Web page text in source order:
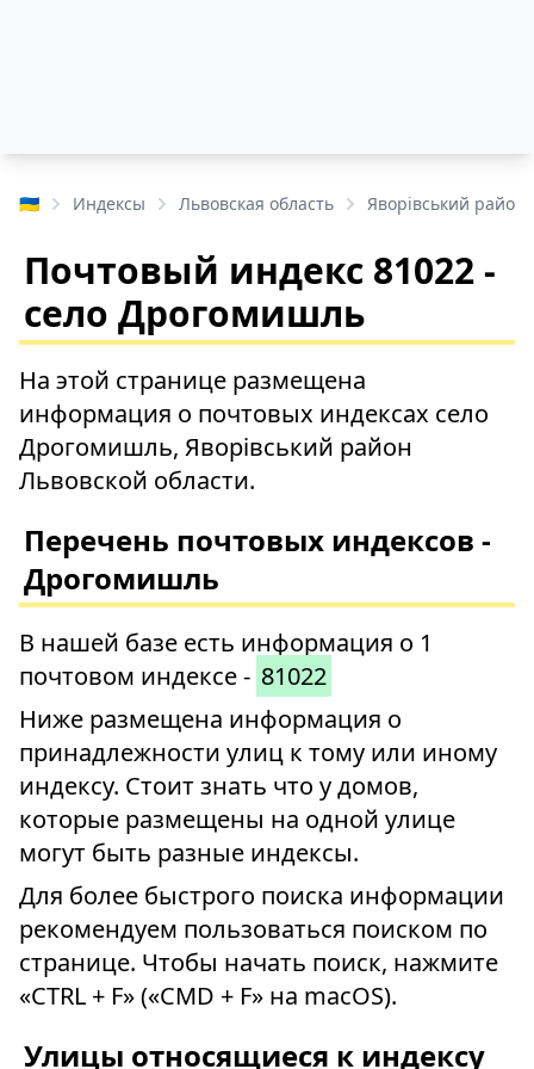
🇺🇦 Индексы Львовская область Яворівський район
Почтовый индекс 81022 -
село Дрогомишль
На этой странице размещена
информация о почтовых индексах село
Дрогомишль, Яворівський район
Львовской области.
Перечень почтовых индексов -
Дрогомишль
В нашей базе есть информация о 1
почтовом индексе - 81022
Ниже размещена информация о
принадлежности улиц к тому или иному
индексу. Стоит знать что у домов,
которые размещены на одной улице
могут быть разные индексы.
Для более быстрого поиска информации
рекомендуем пользоваться поиском по
странице. Чтобы начать поиск, нажмите
«CTRL + F» («CMD + F» на macOS).
Улицы относящиеся к индексу